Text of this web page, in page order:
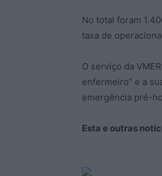
No total foram
taxa de
O serviço da
enfermeiro” e a
emergência pré-
Esta e outras